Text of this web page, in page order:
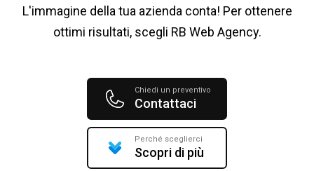
L'immagine della tua azienda conta! Per ottenere
ottimi risultati, scegli RB Web Agency.
Chiedi un preventivo
Contattaci
Perché sceglierci
Scopri di più